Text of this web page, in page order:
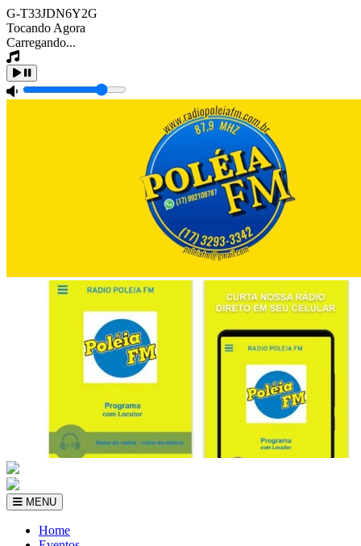
G-T33JDN6Y2G
Tocando Agora
Carregando...
MENU
Home